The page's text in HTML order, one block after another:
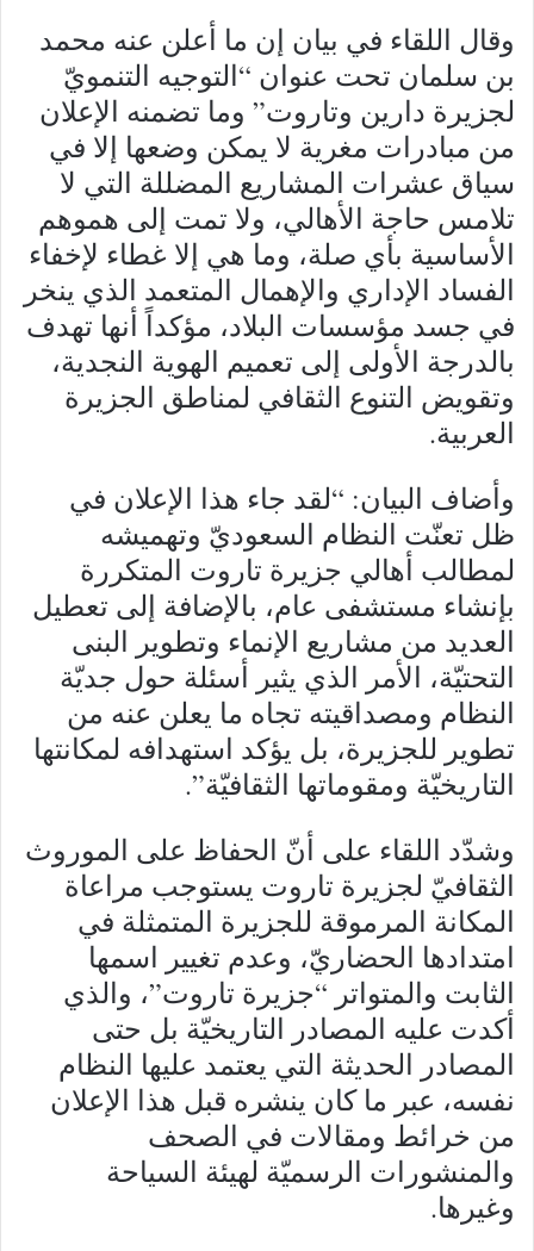
وقال اللقاء في بيان إن ما أعلن عنه محمد
بن سلمان تحت عنوان “التوجيه التنمويّ
لجزيرة دارين وتاروت” وما تضمنه الإعلان
من مبادرات مغرية لا يمكن وضعها إلا في
سياق عشرات المشاريع المضللة التي لا
تلامس حاجة الأهالي، ولا تمت إلى هموهم
الأساسية بأي صلة، وما هي إلا غطاء لإخفاء
الفساد الإداري والإهمال المتعمد الذي ينخر
في جسد مؤسسات البلاد، مؤكداً أنها تهدف
بالدرجة الأولى إلى تعميم الهوية النجدية،
وتقويض التنوع الثقافي لمناطق الجزيرة
العربية.
وأضاف البيان: “لقد جاء هذا الإعلان في
ظل تعنّت النظام السعوديّ وتهميشه
لمطالب أهالي جزيرة تاروت المتكررة
بإنشاء مستشفى عام، بالإضافة إلى تعطيل
العديد من مشاريع الإنماء وتطوير البنى
التحتيّة، الأمر الذي يثير أسئلة حول جديّة
النظام ومصداقيته تجاه ما يعلن عنه من
تطوير للجزيرة، بل يؤكد استهدافه لمكانتها
التاريخيّة ومقوماتها الثقافيّة”.
وشدّد اللقاء على أنّ الحفاظ على الموروث
الثقافيّ لجزيرة تاروت يستوجب مراعاة
المكانة المرموقة للجزيرة المتمثلة في
امتدادها الحضاريّ، وعدم تغيير اسمها
الثابت والمتواتر “جزيرة تاروت”، والذي
أكدت عليه المصادر التاريخيّة بل حتى
المصادر الحديثة التي يعتمد عليها النظام
نفسه، عبر ما كان ينشره قبل هذا الإعلان
من خرائط ومقالات في الصحف
والمنشورات الرسميّة لهيئة السياحة
وغيرها.